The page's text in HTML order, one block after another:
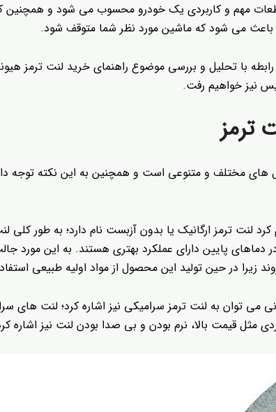
مهم و کاربردی یک خودرو محسوب می شود و همچنین
می شود که ماشین مورد نظر شما متوقف شود.
رابطه با تحلیل و بررسی موضوع راهنمای خرید لنت ترمز
نیز خواهیم رفت.
ترمز
های مختلف و متنوعی است و همچنین به این نکته توجه
ترمز ارگانیک یا بدون آزبست نام دارد؛ به طور کلی
دماهای پایین دارای عملکرد بهتری هستند. به این مورد
زیرا در حین تولید این محصول از مواد اولیه طبیعی
می توان به لنت ترمز سرامیکی نیز اشاره کرد؛ لنت
مثل قیمت بالا، نرم بودن و بی صدا بودن لنت نیز اشاره